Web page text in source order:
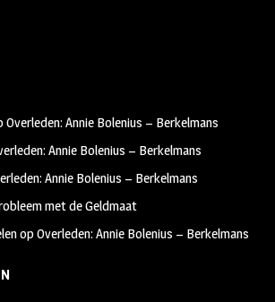
Overleden: Annie Bolenius – Berkelmans
Annie Bolenius – Berkelmans
Annie Bolenius – Berkelmans
met de Geldmaat
opOverleden: Annie Bolenius – Berkelmans